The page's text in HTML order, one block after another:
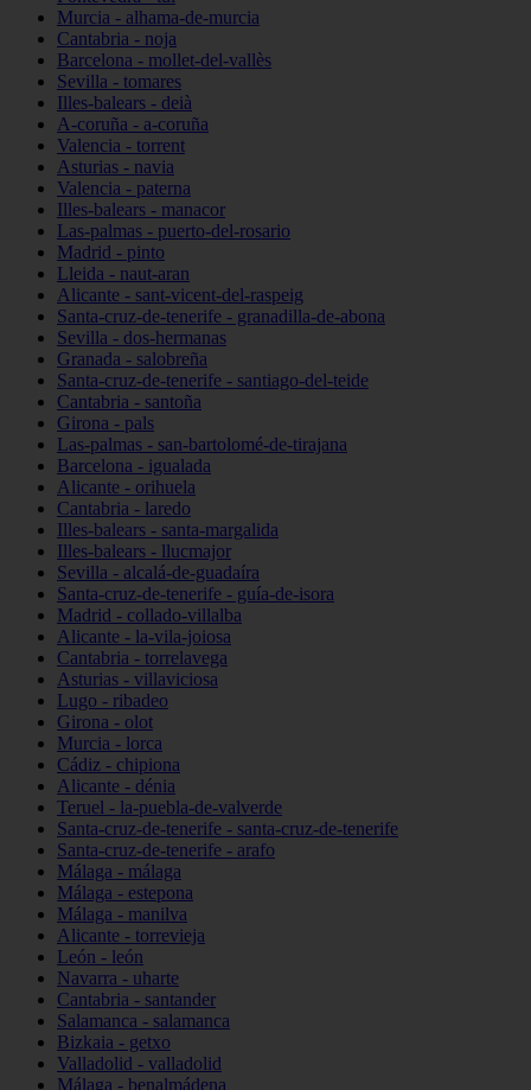
Murcia - alhama-de-murcia
Cantabria - noja
Barcelona - mollet-del-vallès
Sevilla - tomares
Illes-balears - deià
A-coruña - a-coruña
Valencia - torrent
Asturias - navia
Valencia - paterna
Illes-balears - manacor
Las-palmas - puerto-del-rosario
Madrid - pinto
Lleida - naut-aran
Alicante - sant-vicent-del-raspeig
Santa-cruz-de-tenerife - granadilla-de-abona
Sevilla - dos-hermanas
Granada - salobreña
Santa-cruz-de-tenerife - santiago-del-teide
Cantabria - santoña
Girona - pals
Las-palmas - san-bartolomé-de-tirajana
Barcelona - igualada
Alicante - orihuela
Cantabria - laredo
Illes-balears - santa-margalida
Illes-balears - llucmajor
Sevilla - alcalá-de-guadaíra
Santa-cruz-de-tenerife - guía-de-isora
Madrid - collado-villalba
Alicante - la-vila-joiosa
Cantabria - torrelavega
Asturias - villaviciosa
Lugo - ribadeo
Girona - olot
Murcia - lorca
Cádiz - chipiona
Alicante - dénia
Teruel - la-puebla-de-valverde
Santa-cruz-de-tenerife - santa-cruz-de-tenerife
Santa-cruz-de-tenerife - arafo
Málaga - málaga
Málaga - estepona
Málaga - manilva
Alicante - torrevieja
León - león
Navarra - uharte
Cantabria - santander
Salamanca - salamanca
Bizkaia - getxo
Valladolid - valladolid
Málaga - benalmádena